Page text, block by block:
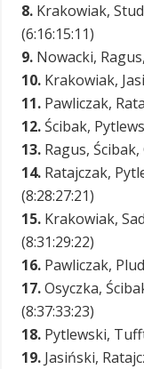
8. Krakowiak,
(6:16:15:11)
9. Nowacki,
10. Krakowiak,
11. Pawliczak,
12. Ścibak,
13. Ragus, Ścibak,
14. Ratajczak,
(8:28:27:21)
15. Krakowiak,
(8:31:29:22)
16. Pawliczak,
17.Osyczka,
(8:37:33:23)
18. Pytlewski,
19. Jasiński,